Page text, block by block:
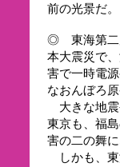
前の光景だ。
◎ 東海第二
本大震災で
害で一時電
なおんぼろ
大きな地震
東京も、福
害の二の舞
しかも、東